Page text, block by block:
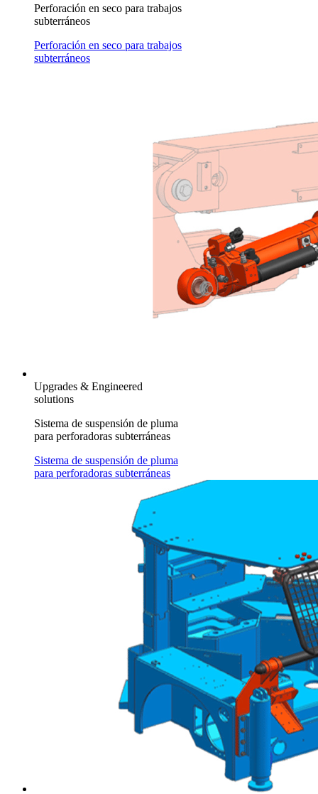
Perforación en seco para trabajos
subterráneos
Perforación en seco para trabajos
subterráneos
Upgrades & Engineered
solutions
Sistema de suspensión de pluma
para perforadoras subterráneas
Sistema de suspensión de pluma
para perforadoras subterráneas